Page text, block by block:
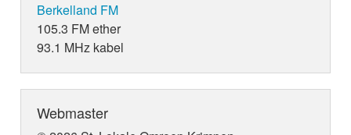
Berkelland FM
105.3 FM ether
93.1 MHz kabel
Webmaster